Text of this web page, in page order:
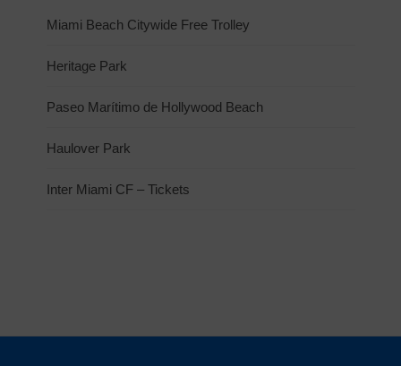
Miami Beach Citywide Free Trolley
Heritage Park
Paseo Marítimo de Hollywood Beach
Haulover Park
Inter Miami CF – Tickets